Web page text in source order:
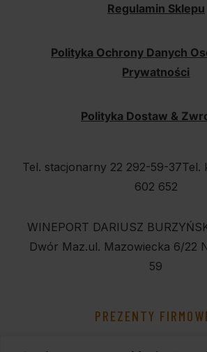
Regulamin Sklepu
Polityka Ochrony Danych
Prywatności
Polityka Dostaw &
Tel. stacjonarny 22 292-59-37Tel.
602 652
WINEPORT DARIUSZ
Dwór Maz.ul. Mazowiecka 6/22
59
PREZENTY